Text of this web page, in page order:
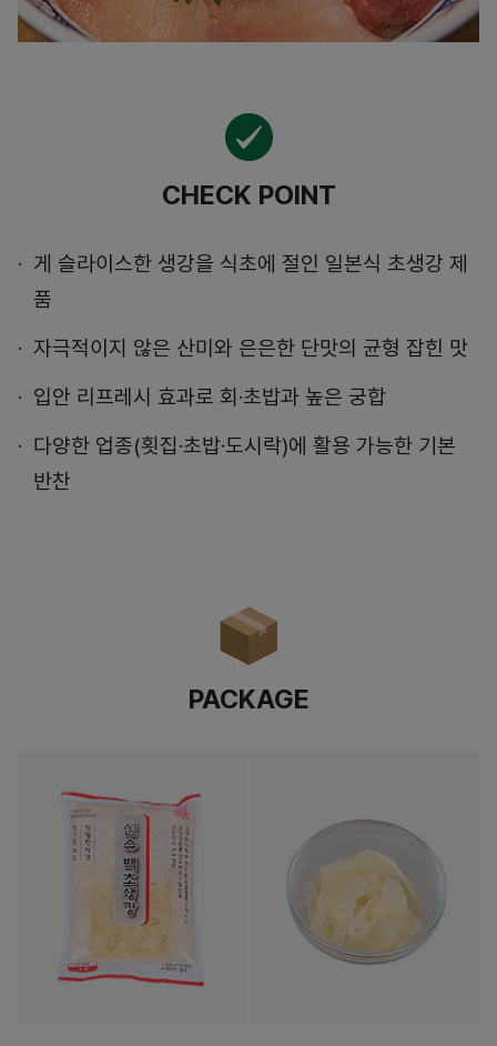
CHECK POINT
게 슬라이스한 생강을 식초에 절인 일본식 초생강 제
품
자극적이지 않은 산미와 은은한 단맛의 균형 잡힌 맛
입안 리프레시 효과로 회·초밥과 높은 궁합
다양한 업종(횟집·초밥·도시락)에 활용 가능한 기본
반찬
PACKAGE